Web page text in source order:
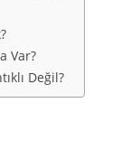
Var?
Değil?